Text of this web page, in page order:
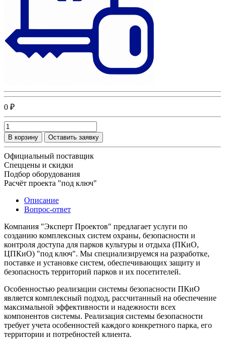
0 ₽
В корзину Оставить заявку
Официальный поставщик
Спеццены и скидки
Подбор оборудования
Расчёт проекта "под ключ"
Описание
Вопрос-ответ
Компания "Эксперт Проектов" предлагает услуги по
созданию комплексных систем охраны, безопасности и
контроля доступа для парков культуры и отдыха (ПКиО,
ЦПКиО) "под ключ". Мы специализируемся на разработке,
поставке и установке систем, обеспечивающих защиту и
безопасность территорий парков и их посетителей.
Особенностью реализации системы безопасности ПКиО
является комплексный подход, рассчитанный на обеспечение
максимальной эффективности и надежности всех
компонентов системы. Реализация системы безопасности
требует учета особенностей каждого конкретного парка, его
территории и потребностей клиента.